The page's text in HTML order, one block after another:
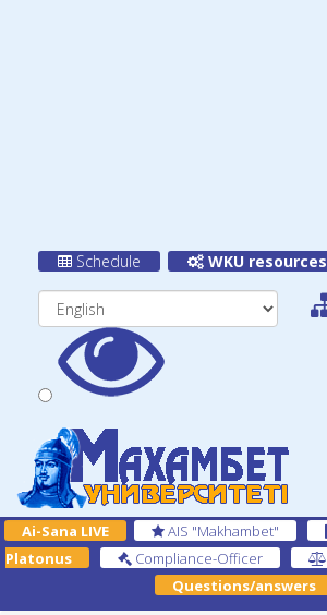
Schedule WKU resources
Ai-Sana LIVE AIS "Makhambet"
Platonus
Compliance-Officer
Questions/answers